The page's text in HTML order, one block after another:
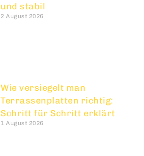
und stabil
2 August 2026
Wie versiegelt man
Terrassenplatten richtig:
Schritt für Schritt erklärt
1 August 2026